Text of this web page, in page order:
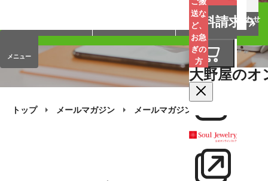
送な
ど、
お急
ぎの
方
資料請求
大野屋のオ
メニュー
会員サービス
お問い合わせ
トップ メールマガジン メールマガジン・バックナンバー